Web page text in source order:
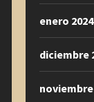
enero 2024
diciembre
noviembre